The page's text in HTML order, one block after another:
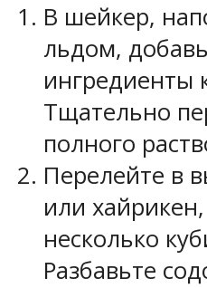
В шейкер,
льдом,
ингредиенты
Тщательно
полного
Перелейте в
или
несколько
Разбавьте